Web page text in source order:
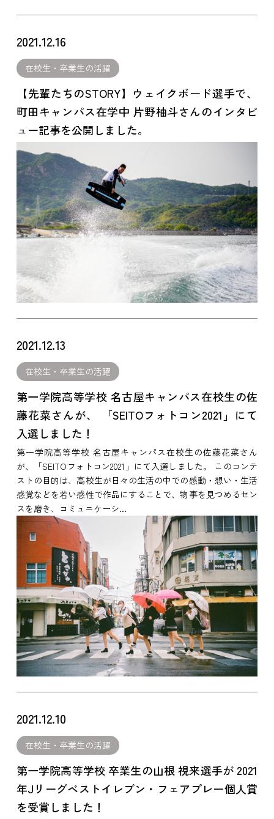
2021.12.16
在校生・卒業生の活躍
【先輩たちのSTORY】ウェイクボード選手で、
町田キャンパス在学中 片野柚斗さんのインタビ
ュー記事を公開しました。
2021.12.13
在校生・卒業生の活躍
第一学院高等学校 名古屋キャンパス在校生の佐
藤花菜さんが、 「SEITOフォトコン2021」にて
入選しました！
第一学院高等学校 名古屋キャンパス在校生の佐藤花菜さん
が、「SEITOフォトコン2021」にて入選しました。 このコンテ
ストの目的は、高校生が日々の生活の中での感動・想い・生活
感覚などを若い感性で作品にすることで、物事を見つめるセン
スを磨き、コミュニケーシ...
2021.12.10
在校生・卒業生の活躍
第一学院高等学校 卒業生の山根 視来選手が 2021
年Jリーグベストイレブン・フェアプレー個人賞
を受賞しました！